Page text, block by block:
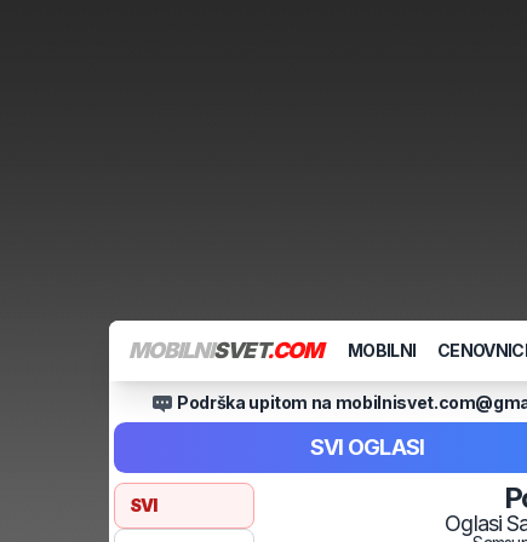
MOBILNISVET.COM MOBILNI CENOVNICI
Podrška upitom na
SVI OGLASI
SVI
Oglasi